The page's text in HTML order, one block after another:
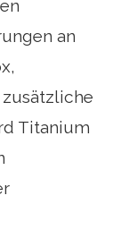
an
Titanium